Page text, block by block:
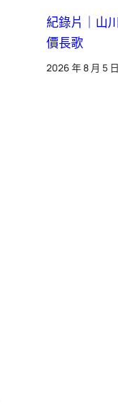
紀錄片｜山
價長歌
2026 年 8 月 5 日